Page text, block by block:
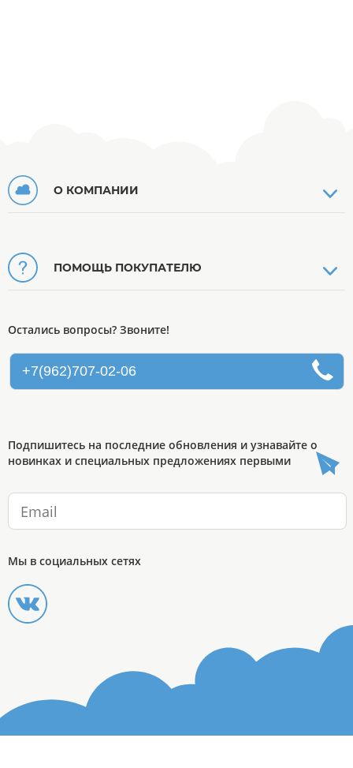
О КОМПАНИИ
ПОМОЩЬ ПОКУПАТЕЛЮ
Остались вопросы? Звоните!
+7(962)707-02-06
Подпишитесь на последние обновления и узнавайте о
новинках и специальных предложениях первыми
Мы в социальных сетях